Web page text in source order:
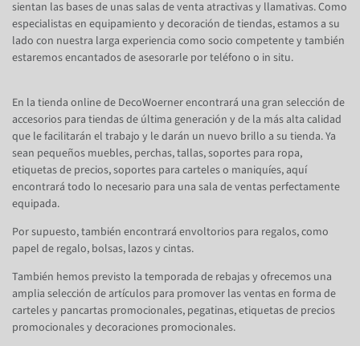
sientan las bases de unas salas de venta atractivas y llamativas. Como
especialistas en equipamiento y decoración de tiendas, estamos a su
lado con nuestra larga experiencia como socio competente y también
estaremos encantados de asesorarle por teléfono o in situ.
En la tienda online de DecoWoerner encontrará una gran selección de
accesorios para tiendas de última generación y de la más alta calidad
que le facilitarán el trabajo y le darán un nuevo brillo a su tienda. Ya
sean pequeños muebles, perchas, tallas, soportes para ropa,
etiquetas de precios, soportes para carteles o maniquíes, aquí
encontrará todo lo necesario para una sala de ventas perfectamente
equipada.
Por supuesto, también encontrará envoltorios para regalos, como
papel de regalo, bolsas, lazos y cintas.
También hemos previsto la temporada de rebajas y ofrecemos una
amplia selección de artículos para promover las ventas en forma de
carteles y pancartas promocionales, pegatinas, etiquetas de precios
promocionales y decoraciones promocionales.